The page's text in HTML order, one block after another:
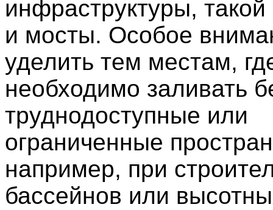
инфраструктуры, такой
и мосты. Особое
уделить тем местам,
необходимо заливать
труднодоступные или
ограниченные
например, при
бассейнов или